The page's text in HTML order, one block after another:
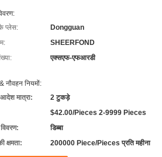
के प्लेस:
Dongguan
SHEERFOND
एक्सएफ-एफआरडी
नौवहन नियमों:
मात्रा:
2 टुकड़े
$42.00/Pieces 2-9999 Pieces
डिब्बा
क्षमता:
200000 Piece/Pieces प्रति महीना